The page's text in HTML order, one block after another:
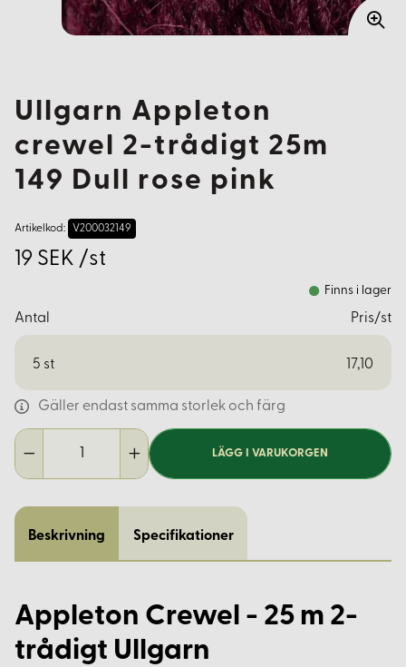
Ullgarn Appleton
crewel 2-trådigt 25m
149 Dull rose pink
Artikelkod: V200032149
19 SEK /st
Finns i lager
Antal Pris/st
5 st 17,10
Gäller endast samma storlek och färg
LÄGG I VARUKORGEN
Beskrivning Specifikationer
Appleton Crewel - 25 m 2-
trådigt Ullgarn